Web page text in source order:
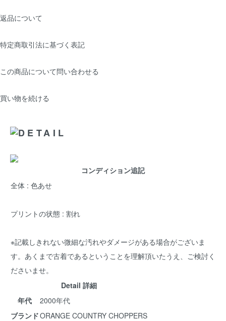
返品について
特定商取引法に基づく表記
この商品について問い合わせる
買い物を続ける
コンディション追記
全体 : 色あせ
プリントの状態 : 割れ
※記載しきれない微細な汚れやダメージがある場合がございま
す。あくまで古着であるということを理解頂いたうえ、ご検討く
ださいませ。
Detail 詳細
年代
2000年代
ブランドORANGE COUNTRY CHOPPERS